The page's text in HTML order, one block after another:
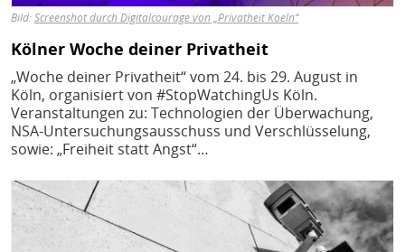
Bild:Screenshot durch Digitalcourage von „Privatheit Koeln“
Kölner Woche deiner Privatheit
„Woche deiner Privatheit“ vom 24. bis 29. August in
Köln, organisiert von #StopWatchingUs Köln.
Veranstaltungen zu: Technologien der Überwachung,
NSA-Untersuchungsausschuss und Verschlüsselung,
sowie: „Freiheit statt Angst“…
Bild